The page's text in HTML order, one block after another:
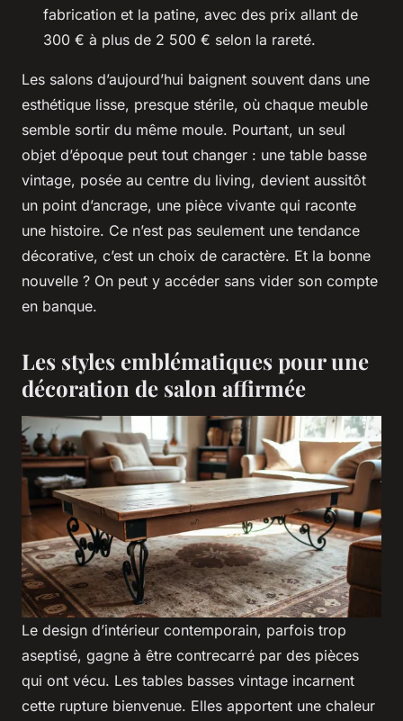
fabrication et la patine, avec des prix allant de
300 € à plus de 2 500 € selon la rareté.
Les salons d’aujourd’hui baignent souvent dans une
esthétique lisse, presque stérile, où chaque meuble
semble sortir du même moule. Pourtant, un seul
objet d’époque peut tout changer : une table basse
vintage, posée au centre du living, devient aussitôt
un point d’ancrage, une pièce vivante qui raconte
une histoire. Ce n’est pas seulement une tendance
décorative, c’est un choix de caractère. Et la bonne
nouvelle ? On peut y accéder sans vider son compte
en banque.
Les styles emblématiques pour une
décoration de salon affirmée
Le design d’intérieur contemporain, parfois trop
aseptisé, gagne à être contrecarré par des pièces
qui ont vécu. Les tables basses vintage incarnent
cette rupture bienvenue. Elles apportent une chaleur